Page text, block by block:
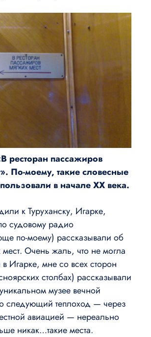
ресторан пассажиров
По-моему, такие словесные
в начале XX века.
к Туруханску, Игарке,
судовому радио
по-моему) рассказывали об
мест. Очень жаль, что не могла
в Игарке, мне со всех сторон
столбах) рассказывали
музее вечной
следующий теплоход — через
авиацией — нереально
никак…такие места.